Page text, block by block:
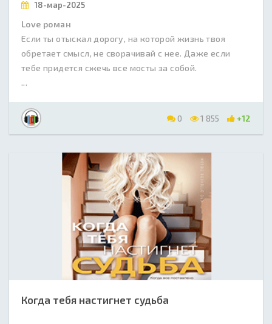
18-мар-2025
Love роман
Если ты отыскал дорогу, на которой жизнь твоя
обретает смысл, не сворачивай с нее. Даже если
тебе придется сжечь все мосты за собой.
...
0 1 855 +12
Когда тебя настигнет судьба